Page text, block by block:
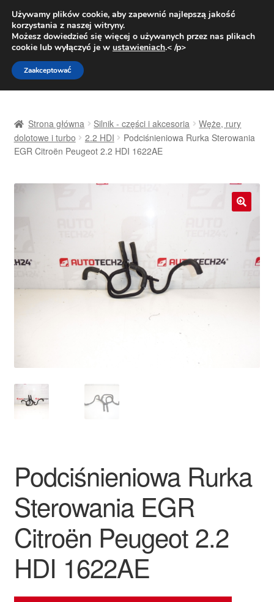
DOSTAWA od 31 zł
Pn.-pt. 9:00-16:00800 003 167
Przejdź
do
nawigacji
Przejdź
do
treści
Dostawa
O nas
Skarga
Zasady i warunki
Strona główna Silnik - części i akcesoria
Węże, rury
dolotowe i turbo
2.2 HDI
Podciśnieniowa Rurka Sterowania
EGR Citroën Peugeot 2.2 HDI 1622AE
Podciśnieniowa Rurka
Sterowania EGR
Citroën Peugeot 2.2
HDI 1622AE
Używamy plików cookie, aby zapewnić najlepszą jakość
korzystania z naszej witryny.
Możesz dowiedzieć się więcej o używanych przez nas plikach
cookie lub wyłączyć je w ustawieniach.< /p>
Zaakceptować